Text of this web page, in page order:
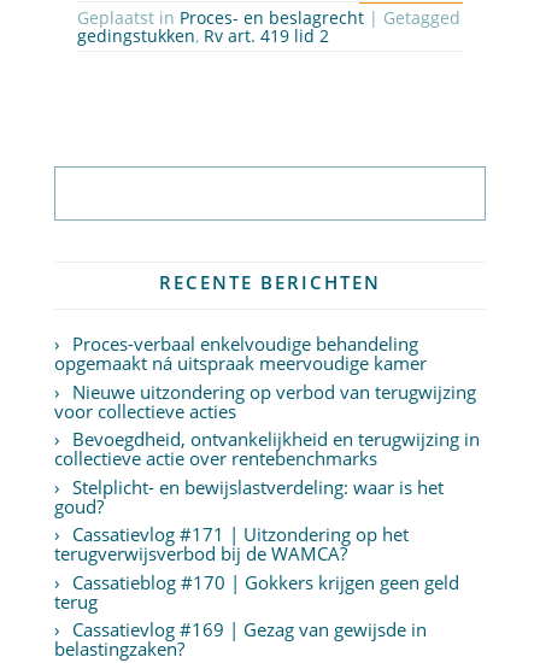
Geplaatst in Proces- en beslagrecht | Getagged
gedingstukken, Rv art. 419 lid 2
RECENTE BERICHTEN
Proces-verbaal enkelvoudige behandeling
opgemaakt ná uitspraak meervoudige kamer
Nieuwe uitzondering op verbod van terugwijzing
voor collectieve acties
Bevoegdheid, ontvankelijkheid en terugwijzing in
collectieve actie over rentebenchmarks
Stelplicht- en bewijslastverdeling: waar is het
goud?
Cassatievlog #171 | Uitzondering op het
terugverwijsverbod bij de WAMCA?
Cassatieblog #170 | Gokkers krijgen geen geld
terug
Cassatievlog #169 | Gezag van gewijsde in
belastingzaken?